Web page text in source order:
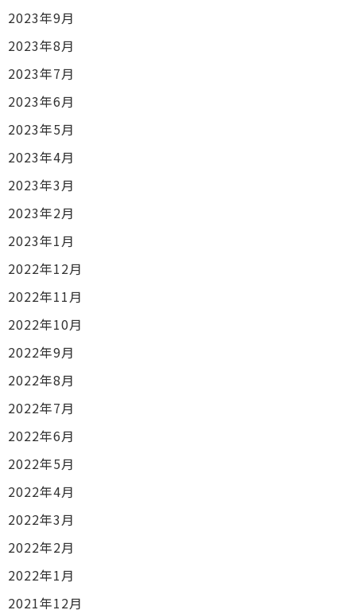
2023年9月
2023年8月
2023年7月
2023年6月
2023年5月
2023年4月
2023年3月
2023年2月
2023年1月
2022年12月
2022年11月
2022年10月
2022年9月
2022年8月
2022年7月
2022年6月
2022年5月
2022年4月
2022年3月
2022年2月
2022年1月
2021年12月